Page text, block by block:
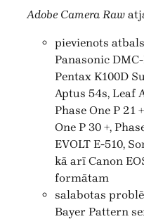
Adobe Camera Raw
pievienots
Panasonic
Pentax K100D
Aptus 54s, Leaf
Phase One P 21
One P 30 +,
EVOLT E-510,
kā arī Canon
formātam
salabotas
Bayer Pattern